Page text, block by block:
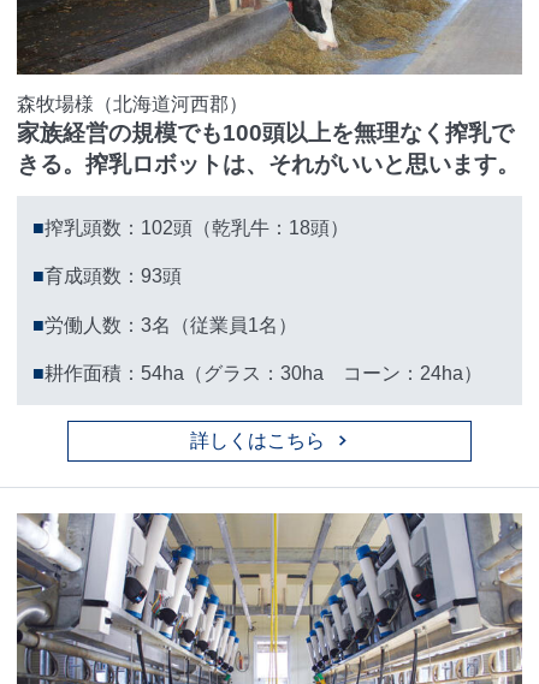
森牧場様（北海道河西郡）
家族経営の規模でも100頭以上を無理なく搾乳で
きる。搾乳ロボットは、それがいいと思います。
■搾乳頭数：102頭（乾乳牛：18頭）
■育成頭数：93頭
■労働人数：3名（従業員1名）
■耕作面積：54ha（グラス：30ha コーン：24ha）
詳しくはこちら